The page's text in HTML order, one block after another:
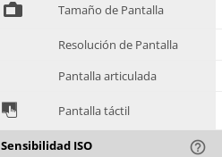
% Tamaño de Pantalla
Resolución de Pantalla
Pantalla articulada
& Pantalla táctil
Sensibilidad ISO help_outline